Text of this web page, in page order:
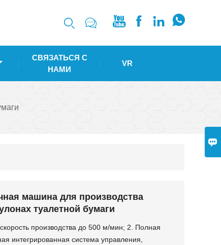

     
СВЯЗАТЬСЯ С
НАМИ
VR
машина для производства
туалетной бумаги
производства до 500 м/мин; 2. Полная
интегрированная система управления,